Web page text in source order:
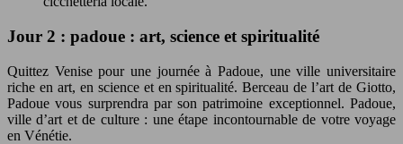
Jour 2 : padoue : art, science et spiritualité
Quittez Venise pour une journée à Padoue, une ville universitaire
riche en art, en science et en spiritualité. Berceau de l’art de Giotto,
Padoue vous surprendra par son patrimoine exceptionnel. Padoue,
ville d’art et de culture : une étape incontournable de votre voyage
en Vénétie.